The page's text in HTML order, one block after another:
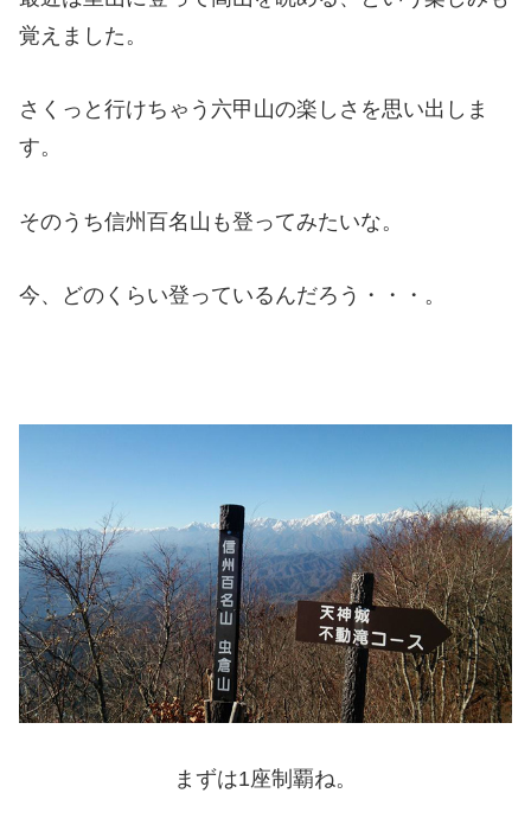
覚えました。
さくっと行けちゃう六甲山の楽しさを思い出しま
す。
そのうち信州百名山も登ってみたいな。
今、どのくらい登っているんだろう・・・。
まずは1座制覇ね。